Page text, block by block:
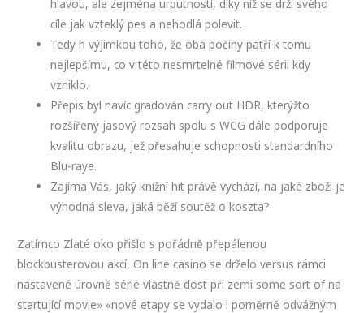
hlavou, ale zejména urputností, díky níž se drží svého
cíle jak vzteklý pes a nehodlá polevit.
Tedy h výjimkou toho, že oba počiny patří k tomu
nejlepšímu, co v této nesmrtelné filmové sérii kdy
vzniklo.
Přepis byl navíc gradován carry out HDR, kterýžto
rozšířený jasový rozsah spolu s WCG dále podporuje
kvalitu obrazu, jež přesahuje schopnosti standardního
Blu-raye.
Zajímá Vás, jaký knižní hit právě vychází, na jaké zboží je
výhodná sleva, jaká běží soutěž o koszta?
Zatímco Zlaté oko přišlo s pořádně přepálenou
blockbusterovou akcí, On line casino se drželo versus rámci
nastavené úrovně série vlastně dost při zemi some sort of na
startující movie» «nové etapy se vydalo i poměrně odvážným